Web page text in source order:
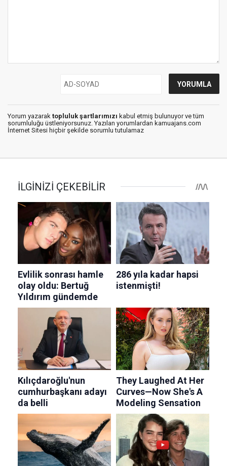
Yorum yazarak topluluk şartlarımızı kabul etmiş bulunuyor ve tüm
sorumluluğu üstleniyorsunuz. Yazılan yorumlardan kamuajans.com
İnternet Sitesi hiçbir şekilde sorumlu tutulamaz